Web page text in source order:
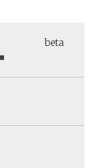
beta